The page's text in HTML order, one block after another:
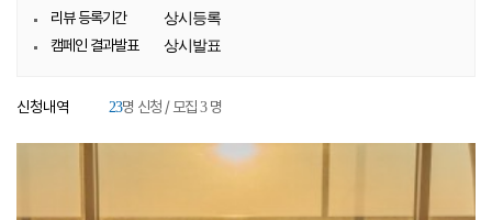
리뷰 등록기간 상시등록
캠페인 결과발표 상시발표
신청내역 23명 신청 / 모집 3명